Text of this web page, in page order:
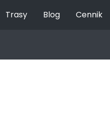
Trasy Blog Cennik